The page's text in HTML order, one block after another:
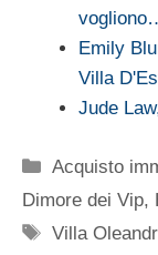
Emily
Villa
Jude
Categorie
Acquisto
Dimore dei Vip,
Tag
Villa